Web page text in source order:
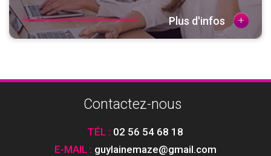
Plus d'infos +
Contactez-nous
TÉL : 02 56 54 68 18
E-MAIL : guylainemaze@gmail.com